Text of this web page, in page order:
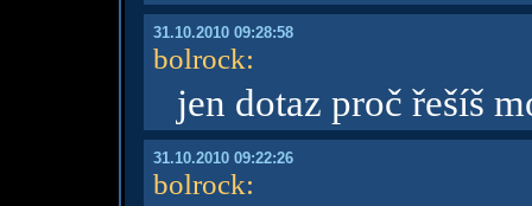
31.10.2010 09:28:58
bolrock:
jen dotaz proč řešíš
31.10.2010 09:22:26
bolrock: